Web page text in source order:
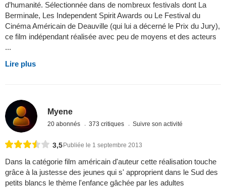
d’humanité. Sélectionnée dans de nombreux festivals dont La
Berminale, Les Independent Spirit Awards ou Le Festival du
Cinéma Américain de Deauville (qui lui a décerné le Prix du Jury),
ce film indépendant réalisée avec peu de moyens et des acteurs
...
Lire plus
Myene
20 abonnés 373 critiques Suivre son activité
3,5Publiée le 1 septembre 2013
Dans la catégorie film américain d'auteur cette réalisation touche
grâce à la justesse des jeunes qui s' approprient dans le Sud des
petits blancs le thème l'enfance gâchée par les adultes